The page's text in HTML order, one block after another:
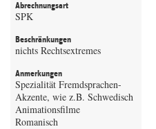
Abrechnungsart
SPK
Beschränkungen
nichts Rechtsextremes
Anmerkungen
Spezialität Fremdsprachen-
Akzente, wie z.B. Schwedisch
Animationsfilme
Romanisch